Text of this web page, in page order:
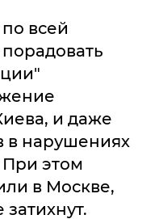
всей
и даже
в нарушениях
этом
в Москве,